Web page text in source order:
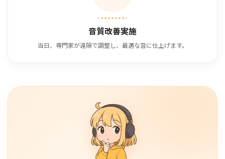
音質改善実施
当日、専門家が遠隔で調整し、最適な音に仕上げます。